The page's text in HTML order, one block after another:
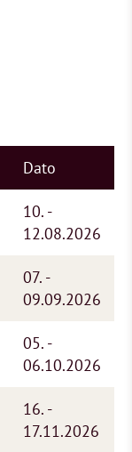
Dato
10. -
12.08.2026
07. -
09.09.2026
05. -
06.10.2026
16. -
17.11.2026